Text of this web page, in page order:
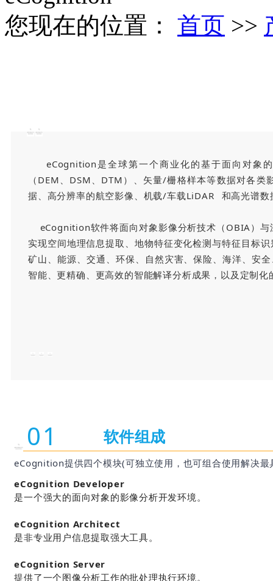
您现在的位置： 首页 >>
eCognition是全球第一个商业化的基于面向对象
（DEM、DSM、DTM）、矢量/栅格样本等数据对各
据、高分辨率的航空影像、机载/车载LiDAR 和高光谱数
eCognition软件将面向对象影像分析技术（OBIA）与
实现空间地理信息提取、地物特征变化检测与特征目标
矿山、能源、交通、环保、自然灾害、保险、海洋、安
智能、更精确、更高效的智能解译分析成果，以及定制
01 软件组成
eCognition提供四个模块(可独立使用，也可组合使用解决最
eCognition Developer
是一个强大的面向对象的影像分析开发环境。
eCognition Architect
是非专业用户信息提取强大工具。
eCognition Server
提供了一个图像分析工作的批处理执行环境。